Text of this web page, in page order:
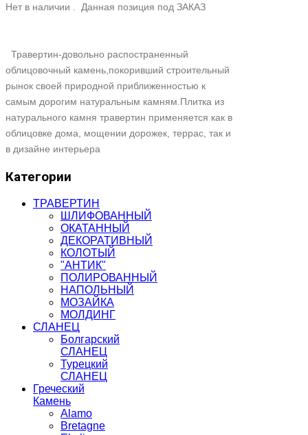
Нет в наличии . Данная позиция под ЗАКАЗ
Травертин-довольно распостраненный
облицовочный камень,покоривший строительный
рынок своей природной приближенностью к
самым дорогим натуральным камням.Плитка из
натурального камня травертин применяется как в
облицовке дома, мощении дорожек, террас, так и
в дизайне интерьера
Категории
ТРАВЕРТИН
ШЛИФОВАННЫЙ
ОКАТАННЫЙ
ДЕКОРАТИВНЫЙ
КОЛОТЫЙ
"АНТИК"
ПОЛИРОВАННЫЙ
НАПОЛЬНЫЙ
МОЗАЙКА
МОЛДИНГ
СЛАНЕЦ
Болгарский
СЛАНЕЦ
Турецкий
СЛАНЕЦ
Греческий
Камень
Alamo
Bretagne